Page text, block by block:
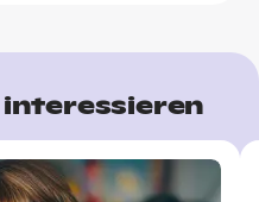
interessieren